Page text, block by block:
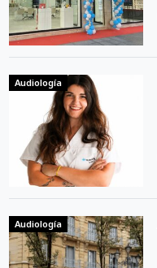
Audiología
Audiología